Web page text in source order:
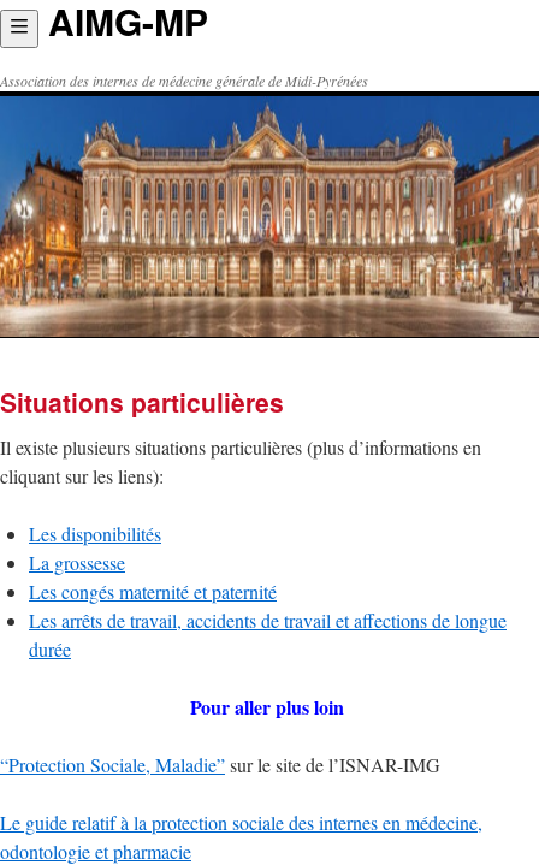
Aller
au
contenu
AIMG-MP
Association des internes de médecine générale de Midi-Pyrénées
Situations particulières
Il existe plusieurs situations particulières (plus d’informations en
cliquant sur les liens):
Les disponibilités
La grossesse
Les congés maternité et paternité
Les arrêts de travail, accidents de travail et affections de longue
durée
Pour aller plus loin
“Protection Sociale, Maladie”sur le site de l’ISNAR-IMG
Le guide relatif à la protection sociale des internes en médecine,
odontologie et pharmacie